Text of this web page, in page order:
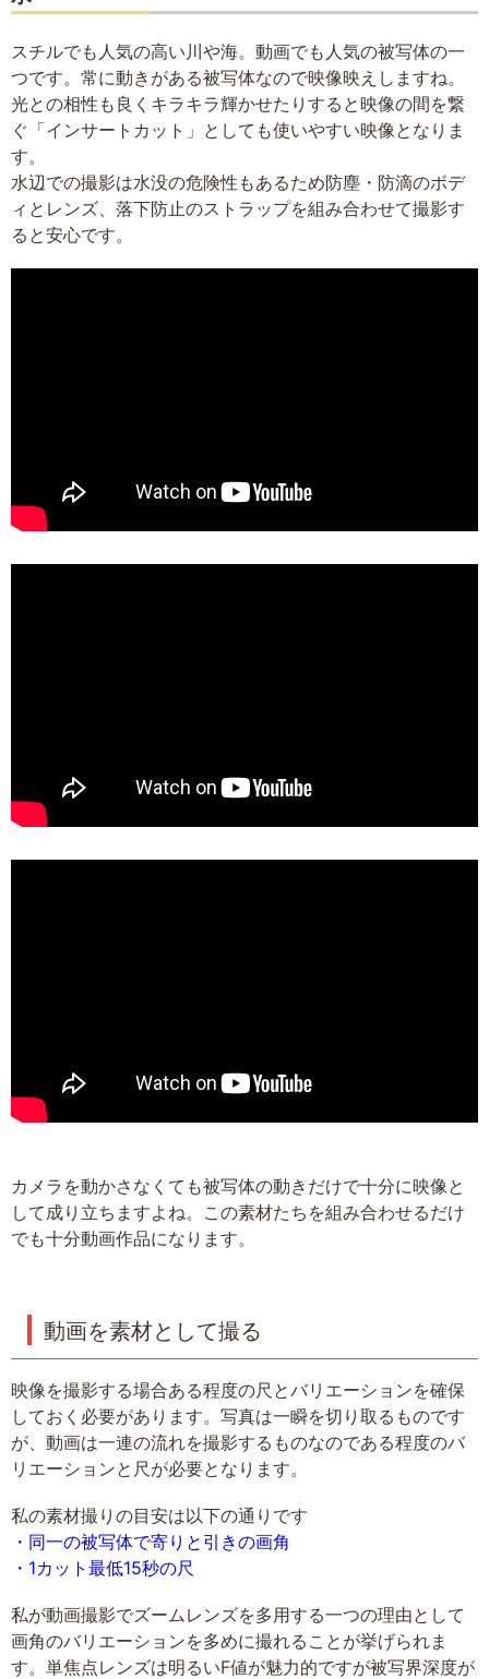
スチルでも人気の高い川や海。動画でも人気の被写体の一
つです。常に動きがある被写体なので映像映えしますね。
光との相性も良くキラキラ輝かせたりすると映像の間を繋
ぐ「インサートカット」としても使いやすい映像となりま
す。
水辺での撮影は水没の危険性もあるため防塵・防滴のボデ
ィとレンズ、落下防止のストラップを組み合わせて撮影す
ると安心です。
カメラを動かさなくても被写体の動きだけで十分に映像と
して成り立ちますよね。この素材たちを組み合わせるだけ
でも十分動画作品になります。
動画を素材として撮る
映像を撮影する場合ある程度の尺とバリエーションを確保
しておく必要があります。写真は一瞬を切り取るものです
が、動画は一連の流れを撮影するものなのである程度のバ
リエーションと尺が必要となります。
私の素材撮りの目安は以下の通りです
・同一の被写体で寄りと引きの画角
・1カット最低15秒の尺
私が動画撮影でズームレンズを多用する一つの理由として
画角のバリエーションを多めに撮れることが挙げられま
す。単焦点レンズは明るいF値が魅力的ですが被写界深度が